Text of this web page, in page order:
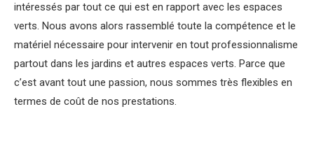
intéressés par tout ce qui est en rapport avec les espaces
verts. Nous avons alors rassemblé toute la compétence et le
matériel nécessaire pour intervenir en tout professionnalisme
partout dans les jardins et autres espaces verts. Parce que
c’est avant tout une passion, nous sommes très flexibles en
termes de coût de nos prestations.